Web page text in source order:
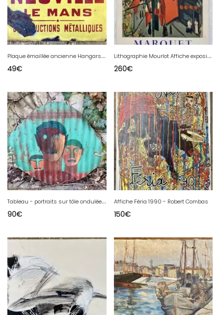
P
laque émaillée ancienne Hangars Neuville Le MAns productions métalliques
49€
L
ithographie Mourlot Affiche exposition Albert Marquet à Chartres en 1961 - Marquet et ses amis
260€
T
ableau - portraits sur tôle ondulée - Art modest - Arte Povera
90€
Affiche Féria 1990 - Robert Combas
150€